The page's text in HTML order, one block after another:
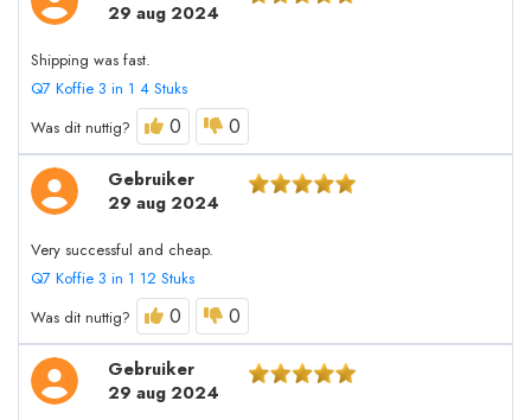
29 aug 2024
Shipping was fast.
Q7 Koffie 3 in 1 4 Stuks
Was dit nuttig?
0 0
Gebruiker
29 aug 2024
Very successful and cheap.
Q7 Koffie 3 in 1 12 Stuks
Was dit nuttig?
0 0
Gebruiker
29 aug 2024